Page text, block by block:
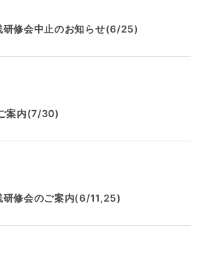
研修会中止のお知らせ(6/25)
案内(7/30)
研修会のご案内(6/11,25)